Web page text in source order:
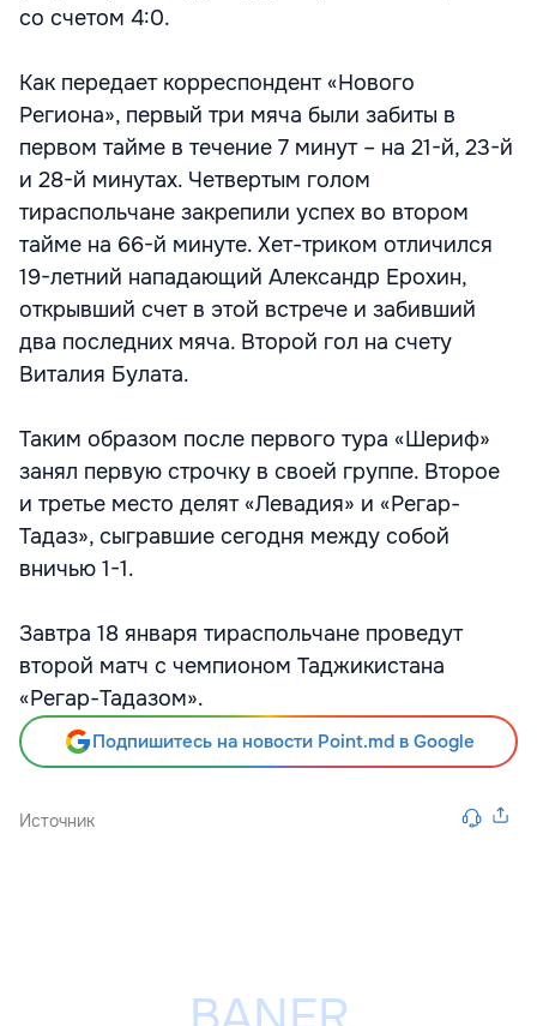
со счетом 4:0.
Как передает корреспондент «Нового
Региона», первый три мяча были забиты в
первом тайме в течение 7 минут – на 21-й, 23-й
и 28-й минутах. Четвертым голом
тираспольчане закрепили успех во втором
тайме на 66-й минуте. Хет-триком отличился
19-летний нападающий Александр Ерохин,
открывший счет в этой встрече и забивший
два последних мяча. Второй гол на счету
Виталия Булата.
Таким образом после первого тура «Шериф»
занял первую строчку в своей группе. Второе
и третье место делят «Левадия» и «Регар-
Тадаз», сыгравшие сегодня между собой
вничью 1-1.
Завтра 18 января тираспольчане проведут
второй матч с чемпионом Таджикистана
«Регар-Тадазом».
Подпишитесь на новости Point.md в Google
Источник